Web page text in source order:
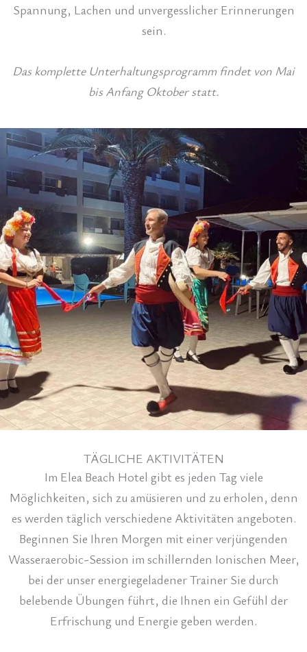
Spannung, Lachen und unvergesslicher Erinnerungen
sein.
Das komplette Unterhaltungsprogramm findet von Mai
bis Anfang Oktober statt.
TÄGLICHE AKTIVITÄTEN
Im Elea Beach Hotel gibt es jeden Tag viele
Möglichkeiten, sich zu amüsieren und zu erholen, denn
es werden täglich verschiedene Aktivitäten angeboten.
Beginnen Sie Ihren Morgen mit einer verjüngenden
Wasseraerobic-Session im schillernden Ionischen Meer,
bei der unser energiegeladener Trainer Sie durch
belebende Übungen führt, die Ihnen ein Gefühl der
Erfrischung und Energie geben werden.